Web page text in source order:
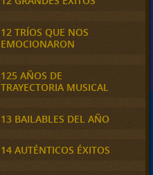
12 TRÍOS QUE NOS
EMOCIONARON
125 AÑOS DE
TRAYECTORIA MUSICAL
13 BAILABLES DEL AÑO
14 AUTÉNTICOS ÉXITOS